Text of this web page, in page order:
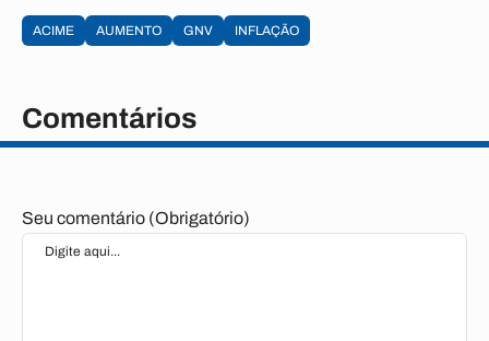
ACIME AUMENTO GNV INFLAÇÃO
Comentários
Seu comentário (Obrigatório)